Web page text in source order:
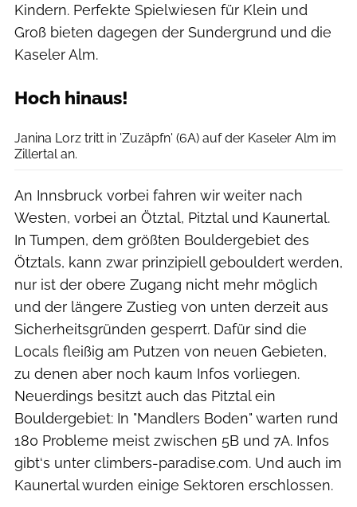
Kindern. Perfekte Spielwiesen für Klein und
Groß bieten dagegen der Sundergrund und die
Kaseler Alm.
Hoch hinaus!
Janina Lorz tritt in 'Zuzäpfn' (6A) auf der Kaseler Alm im
Zillertal an.
An Innsbruck vorbei fahren wir weiter nach
Westen, vorbei an Ötztal, Pitztal und Kaunertal.
In Tumpen, dem größten Bouldergebiet des
Ötztals, kann zwar prinzipiell gebouldert werden,
nur ist der obere Zugang nicht mehr möglich
und der längere Zustieg von unten derzeit aus
Sicherheitsgründen gesperrt. Dafür sind die
Locals fleißig am Putzen von neuen Gebieten,
zu denen aber noch kaum Infos vorliegen.
Neuerdings besitzt auch das Pitztal ein
Bouldergebiet: In "Mandlers Boden" warten rund
180 Probleme meist zwischen 5B und 7A. Infos
gibt‘s unter climbers-paradise.com. Und auch im
Kaunertal wurden einige Sektoren erschlossen.